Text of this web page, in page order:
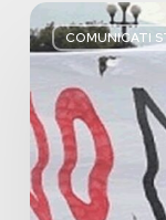
COMUNICATI
Basta
bugie,
Regione
Lombardia
pratica
l’antimafia
solo
a
parole